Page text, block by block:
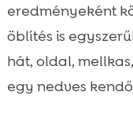
eredményeként
öblítés is
hát, oldal,
egy nedves